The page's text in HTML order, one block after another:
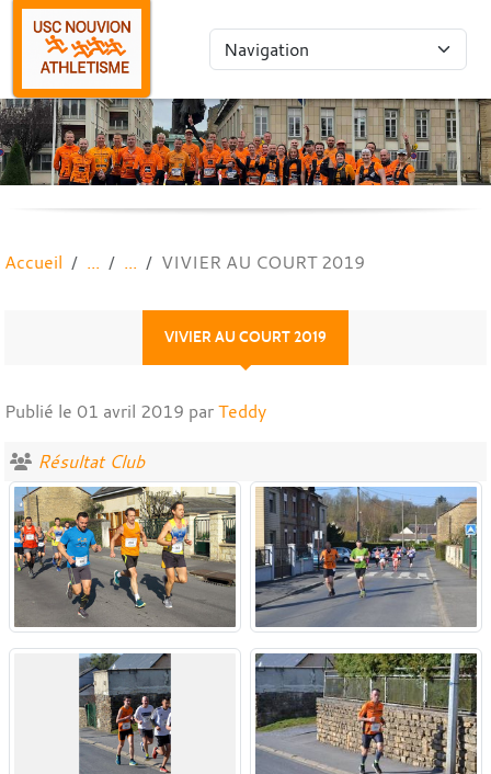
Accueil VIVIER AU COURT 2019
VIVIER AU COURT 2019
Publié le 01 avril 2019 parTeddy
Résultat Club
Panneau de gestion des cookies